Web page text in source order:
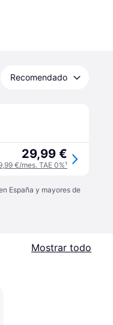
Recomendado
29,99 €
€/mes. TAE 0%¹
España y mayores de
Mostrar todo